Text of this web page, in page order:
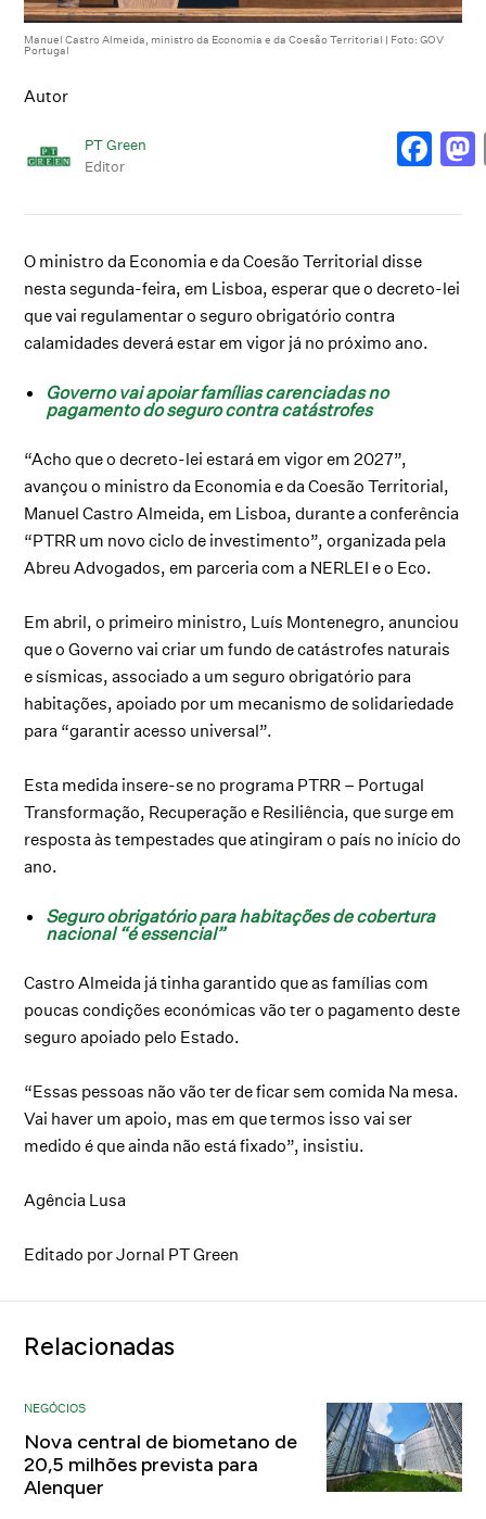
Manuel Castro Almeida, ministro da Economia e da Coesão Territorial | Foto: GOV
Portugal
Autor
PT Green
Editor
O ministro da Economia e da Coesão Territorial disse
nesta segunda-feira, em Lisboa, esperar que o decreto-lei
que vai regulamentar o seguro obrigatório contra
calamidades deverá estar em vigor já no próximo ano.
Governo vai apoiar famílias carenciadas no
pagamento do seguro contra catástrofes
“Acho que o decreto-lei estará em vigor em 2027”,
avançou o ministro da Economia e da Coesão Territorial,
Manuel Castro Almeida, em Lisboa, durante a conferência
“PTRR um novo ciclo de investimento”, organizada pela
Abreu Advogados, em parceria com a NERLEI e o Eco.
Em abril, o primeiro ministro, Luís Montenegro, anunciou
que o Governo vai criar um fundo de catástrofes naturais
e sísmicas, associado a um seguro obrigatório para
habitações, apoiado por um mecanismo de solidariedade
para “garantir acesso universal”.
Esta medida insere-se no programa PTRR – Portugal
Transformação, Recuperação e Resiliência, que surge em
resposta às tempestades que atingiram o país no início do
ano.
Seguro obrigatório para habitações de cobertura
nacional “é essencial”
Castro Almeida já tinha garantido que as famílias com
poucas condições económicas vão ter o pagamento deste
seguro apoiado pelo Estado.
“Essas pessoas não vão ter de ficar sem comida Na mesa.
Vai haver um apoio, mas em que termos isso vai ser
medido é que ainda não está fixado”, insistiu.
Agência Lusa
Editado por Jornal PT Green
Relacionadas
NEGÓCIOS
Nova central de biometano de
20,5 milhões prevista para
Alenquer